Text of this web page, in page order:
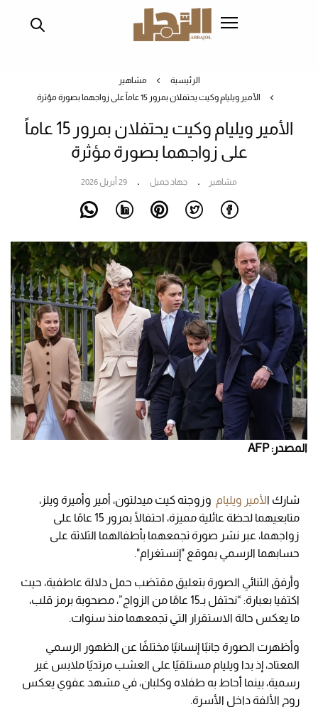
الرئيسية
مشاهير
الأمير ويليام وكيت يحتفلان بمرور 15 عاماً على زواجهما بصورة مؤثرة
الأمير ويليام وكيت يحتفلان بمرور 15 عاماً
على زواجهما بصورة مؤثرة
مشاهير جهاد جميل 29 أبريل 2026
المصدر: AFP
شارك الأمير ويليام وزوجته كيت ميدلتون، أمير وأميرة ويلز،
متابعيهما لحظة عائلية مميزة، احتفالًا بمرور 15 عامًا على
زواجهما، عبر نشر صورة تجمعهما بأطفالهما الثلاثة على
حسابهما الرسمي بموقع "إنستغرام".
وأرفق الثنائي الصورة بتعليق مقتضب حمل دلالة عاطفية، حيث
اكتفيا بعبارة: “نحتفل بـ15 عامًا من الزواج”، مصحوبة برمز قلب،
ما يعكس حالة الاستقرار التي تجمعهما منذ سنوات.
وأظهرت الصورة جانبًا إنسانيًا مختلفًا عن الظهور الرسمي
المعتاد، إذ بدا ويليام مستلقيًا على العشب مرتديًا ملابس غير
رسمية، بينما أحاط به طفلاه وكلبان، في مشهد عفوي يعكس
روح الألفة داخل الأسرة.